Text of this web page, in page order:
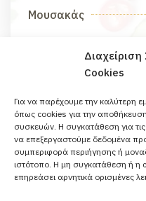
Cookies
Για να παρέχουμε την καλύτερη
όπως cookies για την
συσκευών. Η συγκατάθεση για
να επεξεργαστούμε δεδομένα
συμπεριφορά περιήγησης ή
ιστότοπο. Η μη συγκατάθεση ή η
επηρεάσει αρνητικά ορισμένες
Μουσακάς
Μπριζόλα μοσχαρίσια